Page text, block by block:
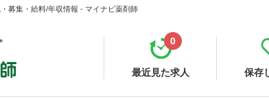
募集・給料/年収情報 - マイナビ薬剤師
最近見た求人
0
保存